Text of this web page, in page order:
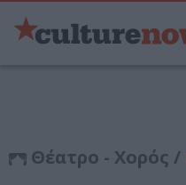
Θέατρο - Χορός /